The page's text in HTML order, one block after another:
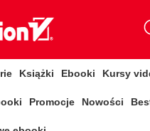
Książki Ebooki Kursy
Promocje Nowości